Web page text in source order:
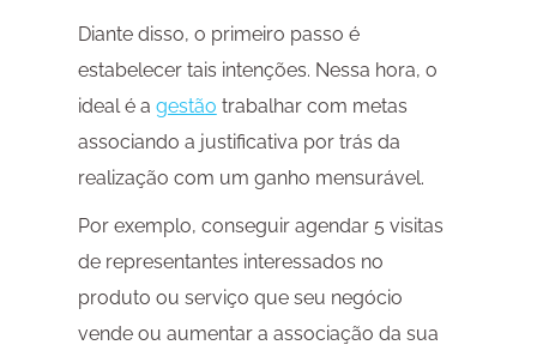
Diante disso, o primeiro passo é
estabelecer tais intenções. Nessa hora, o
ideal é a gestão trabalhar com metas
associando a justificativa por trás da
realização com um ganho mensurável.
Por exemplo, conseguir agendar 5 visitas
de representantes interessados no
produto ou serviço que seu negócio
vende ou aumentar a associação da sua